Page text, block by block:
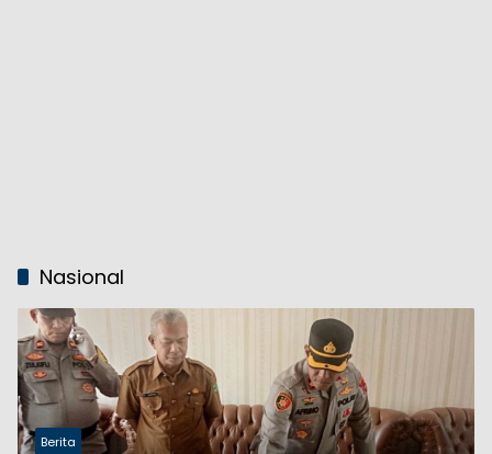
Nasional
Berita